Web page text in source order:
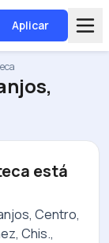
Aplicar
está
Centro,
Chis.,